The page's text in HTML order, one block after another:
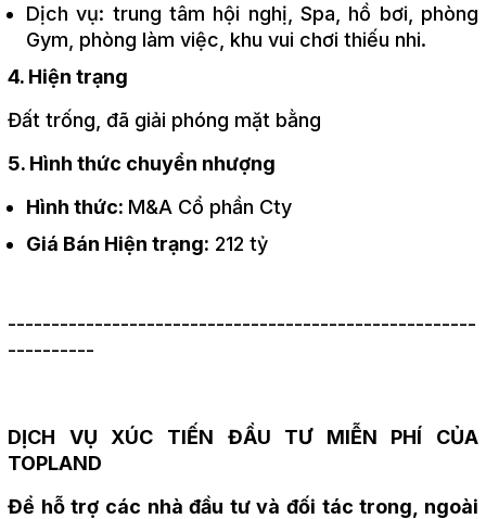
Dịch vụ: trung tâm hội nghị, Spa, hồ bơi, phòng
Gym, phòng làm việc, khu vui chơi thiếu nhi.
4. Hiện trạng
Đất trống, đã giải phóng mặt bằng
5. Hình thức chuyển nhượng
Hình thức: M&A Cổ phần Cty
Giá Bán Hiện trạng: 212 tỷ
------------------------------------------------------
----------
DỊCH VỤ XÚC TIẾN ĐẦU TƯ MIỄN PHÍ CỦA
TOPLAND
Để hỗ trợ các nhà đầu tư và đối tác trong, ngoài